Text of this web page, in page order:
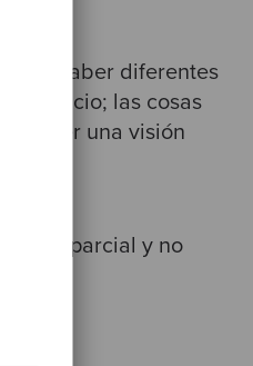
haber diferentes
juicio; las cosas
tener una visión
es imparcial y no